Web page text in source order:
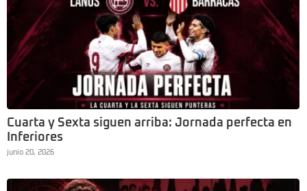
Cuarta y Sexta siguen arriba: Jornada perfecta en
Inferiores
junio 20, 2026